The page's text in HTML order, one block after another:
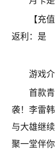
【充
返利：是
游戏
首款
袭！李雷
与大雄继
聚一堂伴